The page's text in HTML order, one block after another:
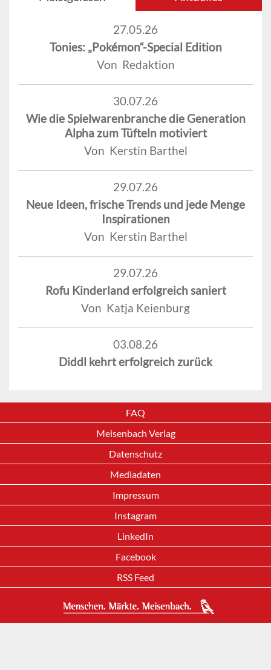
27.05.26
Tonies: „Pokémon“-Special Edition
Von Redaktion
30.07.26
Wie die Spielwarenbranche die Generation
Alpha zum Tüfteln motiviert
Von Kerstin Barthel
29.07.26
Neue Ideen, frische Trends und jede Menge
Inspirationen
Von Kerstin Barthel
29.07.26
Rofu Kinderland erfolgreich saniert
Von Katja Keienburg
03.08.26
Diddl kehrt erfolgreich zurück
FAQ
Meisenbach Verlag
Datenschutz
Mediadaten
Impressum
Instagram
LinkedIn
Facebook
RSS Feed